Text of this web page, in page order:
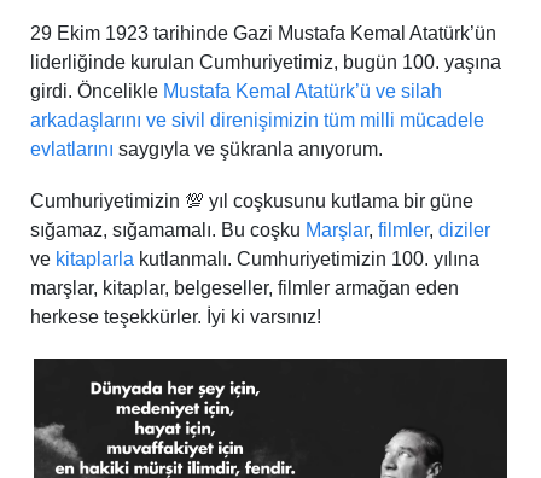
29 Ekim 1923 tarihinde Gazi Mustafa Kemal Atatürk’ün
liderliğinde kurulan Cumhuriyetimiz, bugün 100. yaşına
girdi. Öncelikle Mustafa Kemal Atatürk’ü ve silah
arkadaşlarını ve sivil direnişimizin tüm milli mücadele
evlatlarını saygıyla ve şükranla anıyorum.
Cumhuriyetimizin 💯 yıl coşkusunu kutlama bir güne
sığamaz, sığamamalı. Bu coşku Marşlar, filmler, diziler
ve kitaplarla kutlanmalı. Cumhuriyetimizin 100. yılına
marşlar, kitaplar, belgeseller, filmler armağan eden
herkese teşekkürler. İyi ki varsınız!